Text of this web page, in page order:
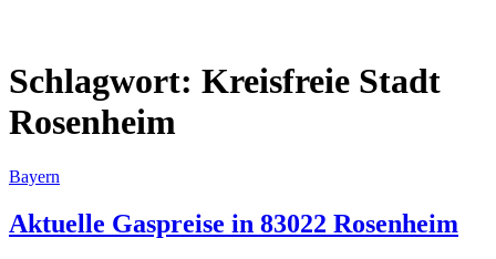
Schlagwort: Kreisfreie Stadt
Rosenheim
Bayern
Aktuelle Gaspreise in 83022 Rosenheim